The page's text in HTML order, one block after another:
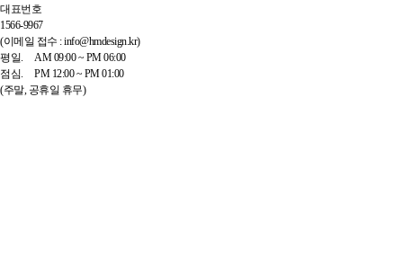
대표번호
1566-9967
(이메일 접수 : info@hmdesign.kr)
평일.
AM 09:00 ~ PM 06:00
점심.
PM 12:00 ~ PM 01:00
(주말, 공휴일 휴무)